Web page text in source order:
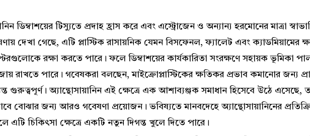
ডিম্বাশয়ের টিস্যুতে প্রদাহ হ্রাস করে এবং এস্ট্রোজেন ও অন্যান্য হরমোনের মাত্রা
দেখা গেছে, এটি প্লাস্টিক রাসায়নিক যেমন বিসফেনল, ফ্যালেট এবং ক্যাডমিয়ামের
রক্ষা করতে পারে। ফলে ডিম্বাশয়ের কার্যকারিতা সংরক্ষণে সহায়ক ভূমিকা
রাখতে পারে। গবেষকরা বলছেন, মাইক্রোপ্লাস্টিকের ক্ষতিকর প্রভাব কমানোর জন্য
গুরুত্বপূর্ণ। অ্যান্থোসায়ানিন এই ক্ষেত্রে এক আশাব্যঞ্জক সমাধান হিসেবে উঠে এসেছে,
বোঝার জন্য আরও গবেষণা প্রয়োজন। ভবিষ্যতে মানবদেহে অ্যান্থোসায়ানিনের
এটি চিকিৎসা ক্ষেত্রে একটি নতুন দিগন্ত খুলে দিতে পারে।